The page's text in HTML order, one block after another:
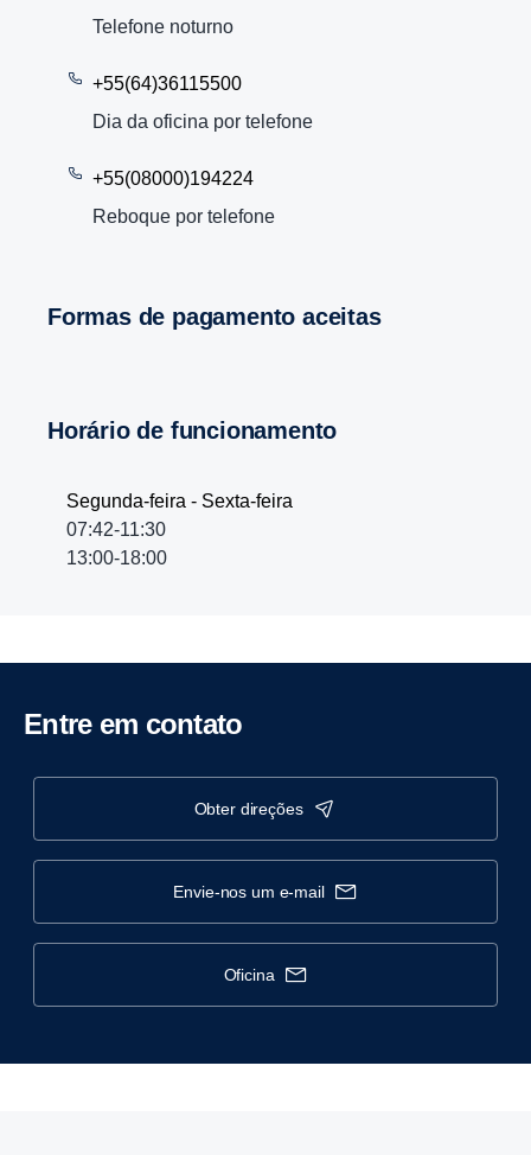
Telefone noturno
+55(64)36115500
Dia da oficina por telefone
+55(08000)194224
Reboque por telefone
Formas de pagamento aceitas
Horário de funcionamento
Segunda-feira - Sexta-feira
07:42-11:30
13:00-18:00
Entre em contato
obter direções
envie-nos um e-mail
oficina